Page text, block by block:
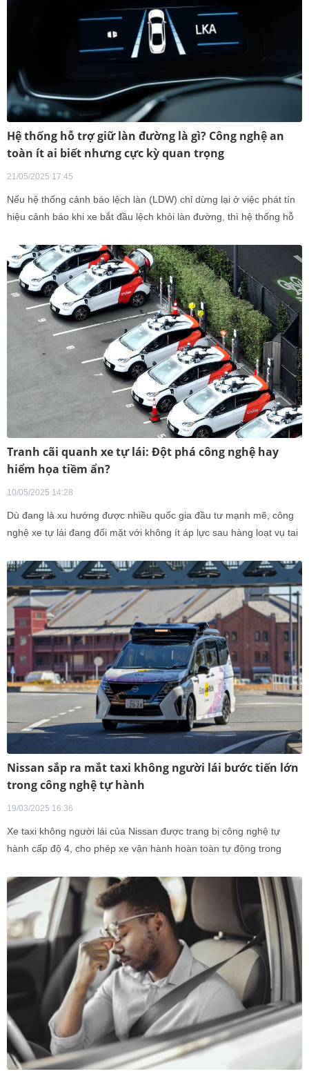
Hệ thống hỗ trợ giữ làn đường là gì? Công nghệ an
toàn ít ai biết nhưng cực kỳ quan trọng
21/05/2025 17:45
Nếu hệ thống cảnh báo lệch làn (LDW) chỉ dừng lại ở việc phát tín
hiệu cảnh báo khi xe bắt đầu lệch khỏi làn đường, thì hệ thống hỗ
chủ động – điều chỉnh vô-lăng nhẹ nhàng để đưa xe trở lại đúng
làn, giúp nâng cao mức độ an toàn và hỗ trợ người lái hiệu quả
hơn trong thực tế vận hành.
Tranh cãi quanh xe tự lái: Đột phá công nghệ hay
hiểm họa tiềm ẩn?
10/05/2025 14:28
Dù đang là xu hướng được nhiều quốc gia đầu tư mạnh mẽ, công
nghệ xe tự lái đang đối mặt với không ít áp lực sau hàng loạt vụ tai
quan quản lý tại nhiều nước phải siết chặt hơn các quy định giám
sát và thử nghiệm, nhằm đảm bảo an toàn trước khi đưa vào vận
hành rộng rãi.
Nissan sắp ra mắt taxi không người lái bước tiến lớn
trong công nghệ tự hành
19/03/2025 16:36
Xe taxi không người lái của Nissan được trang bị công nghệ tự
hành cấp độ 4, cho phép xe vận hành hoàn toàn tự động trong
đầu tiên, đánh dấu bước tiến quan trọng trong lộ trình phát triển
robotaxi của Nissan.